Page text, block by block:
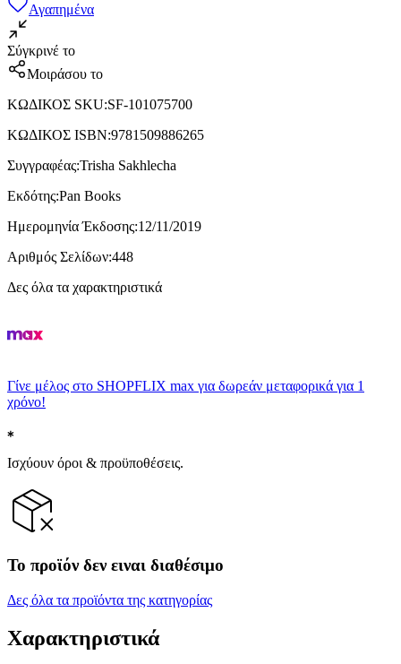
Αγαπημένα
Σύγκρινέ το
Μοιράσου το
ΚΩΔΙΚΟΣ SKU:SF-101075700
ΚΩΔΙΚΟΣ ISBN:9781509886265
Συγγραφέας:Trisha Sakhlecha
Εκδότης:Pan Books
Ημερομηνία Έκδοσης:12/11/2019
Αριθμός Σελίδων:448
Δες όλα τα χαρακτηριστικά
Γίνε μέλος στο SHOPFLIX max για δωρεάν μεταφορικά για 1
χρόνο!
Ισχύουν όροι & προϋποθέσεις.
Το προϊόν δεν ειναι διαθέσιμο
Δες όλα τα προϊόντα της κατηγορίας
Χαρακτηριστικά